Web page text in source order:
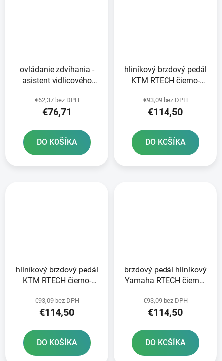
ovládanie zdvíhania -
asistent vidlicového
vonkajší priemer 54 mm
KX/YZ 80-85 RTECH
€62,37 bez DPH
€76,71
DO KOŠÍKA
hliníkový brzdový pedál
KTM RTECH čierno-
€93,09 bez DPH
€114,50
DO KOŠÍKA
hliníkový brzdový pedál
KTM RTECH čierno-
€93,09 bez DPH
€114,50
DO KOŠÍKA
brzdový pedál hliníkový
Yamaha RTECH čierno-
€93,09 bez DPH
€114,50
DO KOŠÍKA